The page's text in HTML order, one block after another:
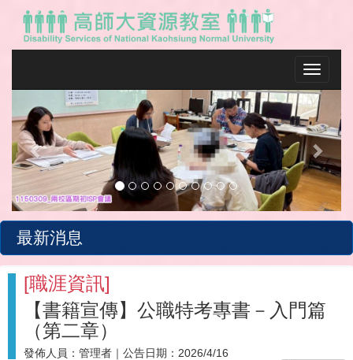
Toggle
Previous Next
最新消息
[職涯資訊]
【書籍宣傳】公職特考專書－入門篇
（第二章）
發佈人員： 管理者 ｜公告日期： 2026/4/16